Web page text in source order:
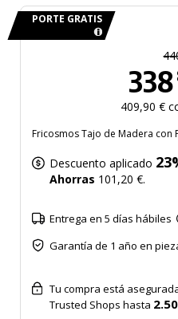
PORTE GRATIS
338
409,90 €
Fricosmos Tajo de Madera con
Descuento aplicado
Ahorras 101,20 €.
Entrega en 5 días hábiles
Garantía de 1 año en
Tu compra está
Trusted Shops hasta